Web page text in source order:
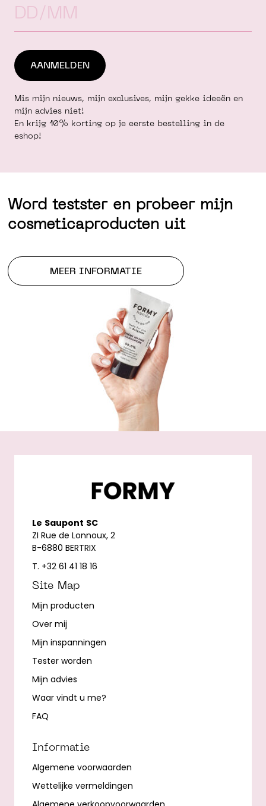
Mis mijn nieuws, mijn exclusives, mijn gekke ideeën en
mijn advies niet!
En krijg 10% korting op je eerste bestelling in de
eshop!
Word testster en probeer mijn
cosmeticaproducten uit
MEER INFORMATIE
Le Saupont SC
ZI Rue de Lonnoux, 2
B-6880 BERTRIX
T. +32 61 41 18 16
Site Map
Mijn producten
Over mij
Mijn inspanningen
Tester worden
Mijn advies
Waar vindt u me?
FAQ
Informatie
Algemene voorwaarden
Wettelijke vermeldingen